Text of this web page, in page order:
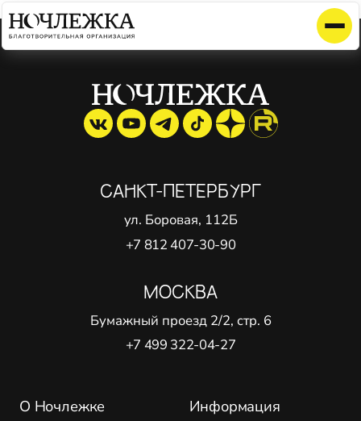
Элемент не найден!
О Ночлежке Информация
САНКТ-ПЕТЕРБУРГ
ул. Боровая, 112Б
+7 812 407-30-90
МОСКВА
Бумажный проезд 2/2, стр. 6
+7 499 322-04-27